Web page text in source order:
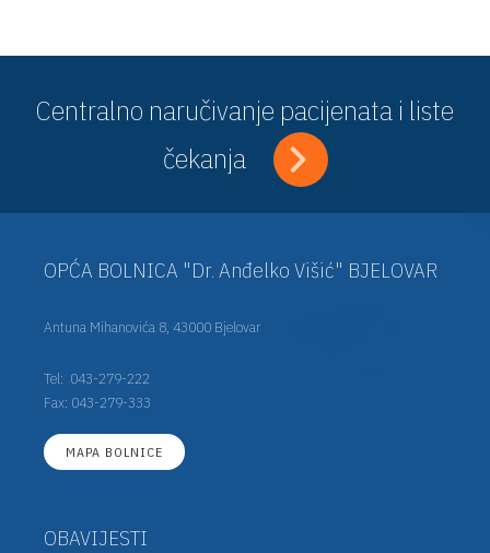
Centralno naručivanje pacijenata i liste
čekanja
OPĆA BOLNICA "Dr. Anđelko Višić" BJELOVAR
Antuna Mihanovića 8, 43000 Bjelovar
Tel: 043-279-222
Fax: 043-279-333
MAPA BOLNICE
OBAVIJESTI